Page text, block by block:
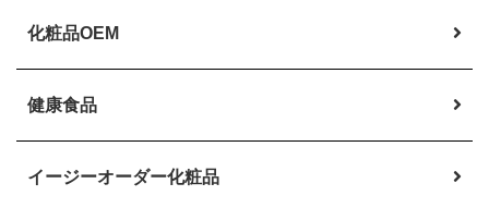
化粧品OEM
健康食品
イージーオーダー化粧品